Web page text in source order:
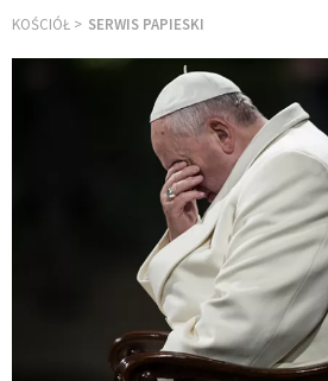
KOŚCIÓŁ SERWIS PAPIESKI